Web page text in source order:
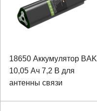
18650 Аккумулятор BAK
10,05 Ач 7,2 В для
антенны связи